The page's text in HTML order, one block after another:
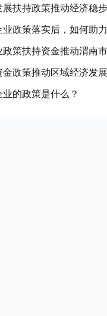
扶持政策推动经济稳
政策落实后，如何助
策扶持资金推动渭南
政策推动区域经济发
的政策是什么？